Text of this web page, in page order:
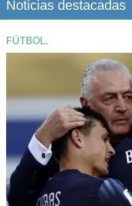
Noticias destacadas
FÚTBOL.